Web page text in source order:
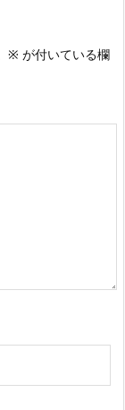
※ が付いている欄